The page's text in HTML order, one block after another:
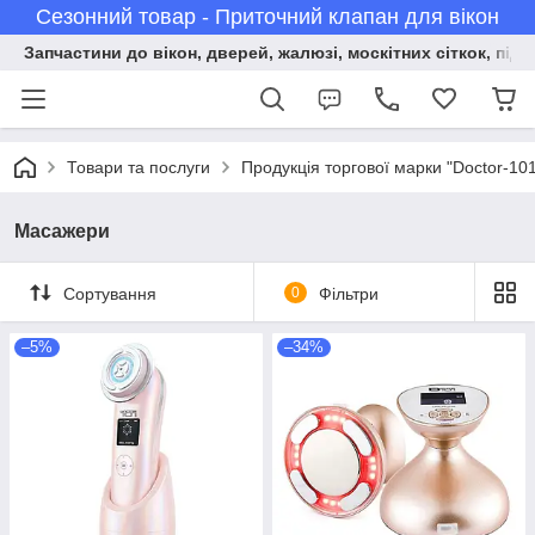
Сезонний товар - Приточний клапан для вікон
Запчастини до вікон, дверей, жалюзі, москітних сіткок,
Товари та послуги Продукція торгової марки "Doctor-
Масажери
Сортування 0 Фільтри
–5% –34%